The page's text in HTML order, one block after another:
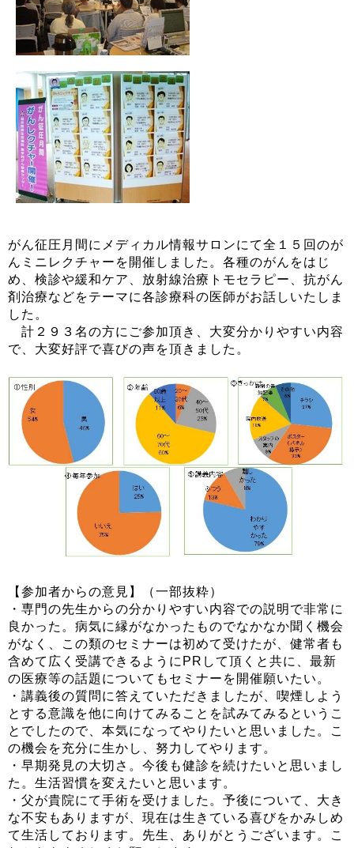
がん征圧月間にメディカル情報サロンにて全１５回のが
んミニレクチャーを開催しました。各種のがんをはじ
め、検診や緩和ケア、放射線治療トモセラピー、抗がん
剤治療などをテーマに各診療科の医師がお話しいたしま
した。
計２９３名の方にご参加頂き、大変分かりやすい内容
で、大変好評で喜びの声を頂きました。
【参加者からの意見】（一部抜粋）
・専門の先生からの分かりやすい内容での説明で非常に
良かった。病気に縁がなかったものでなかなか聞く機会
がなく、この類のセミナーは初めて受けたが、健常者も
含めて広く受講できるようにPRして頂くと共に、最新
の医療等の話題についてもセミナーを開催願いたい。
・講義後の質問に答えていただきましたが、喫煙しよう
とする意識を他に向けてみることを試みてみるというこ
とでしたので、本気になってやりたいと思いました。こ
の機会を充分に生かし、努力してやります。
・早期発見の大切さ。今後も健診を続けたいと思いまし
た。生活習慣を変えたいと思います。
・父が貴院にて手術を受けました。予後について、大き
な不安もありますが、現在は生きている喜びをかみしめ
て生活しております。先生、ありがとうございます。こ